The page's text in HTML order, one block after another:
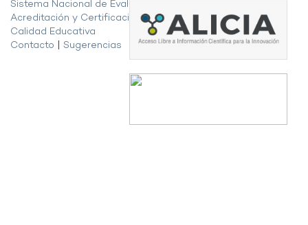
Sistema Nacional de Evaluación,
Acreditación y Certificación de la
Calidad Educativa
Contacto
Sugerencias